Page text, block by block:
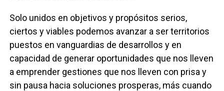
Solo unidos en objetivos y propósitos serios,
ciertos y viables podemos avanzar a ser territorios
puestos en vanguardias de desarrollos y en
capacidad de generar oportunidades que nos lleven
a emprender gestiones que nos lleven con prisa y
sin pausa hacia soluciones prosperas, más cuando